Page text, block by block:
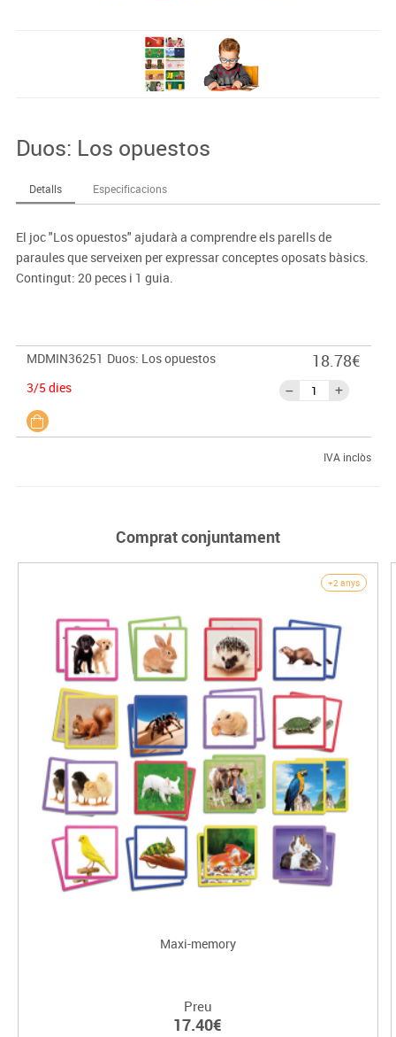
Duos: Los opuestos
Detalls Especificacions
El joc "Los opuestos" ajudarà a comprendre els parells de
paraules que serveixen per expressar conceptes oposats bàsics.
Contingut: 20 peces i 1 guia.
MDMIN36251 Duos: Los opuestos
3/5 dies
18.78€
IVA inclòs
Comprat conjuntament
+2 anys
Maxi-memory
Preu
17.40€